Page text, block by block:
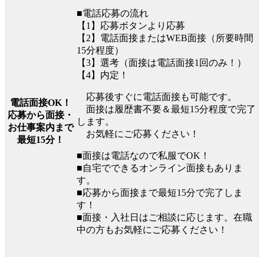
電話面接OK！
応募から面接・
お仕事案内まで
最短15分！
■電話応募の流れ
【1】応募ボタンより応募
【2】電話面接またはWEB面接（所要時間
15分程度）
【3】選考（面接は電話面接1回のみ！）
【4】内定！
応募後すぐに電話面接も可能です。
面接は履歴書不要＆最短15分程度で完了
します。
お気軽にご応募ください！
■面接は電話なので私服でOK！
■自宅でできるオンライン面接もありま
す。
■応募から面接まで最短15分で完了しま
す！
■面接・入社日はご相談に応じます。在職
中の方もお気軽にご応募ください！